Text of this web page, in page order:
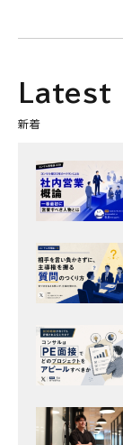
Latest
新着